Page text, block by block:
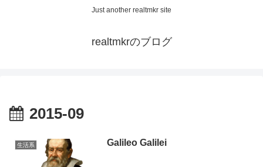
Just another realtmkr site
realtmkrのブログ
2015-09
生活系 Galileo Galilei